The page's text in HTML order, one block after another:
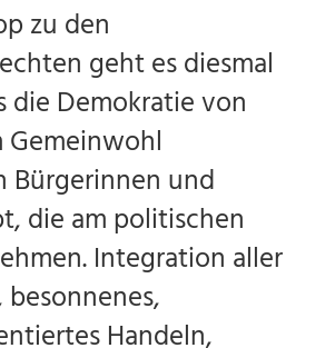
zu den
geht es diesmal
die Demokratie von
Gemeinwohl
Bürgerinnen und
die am politischen
Integration aller
Handeln,